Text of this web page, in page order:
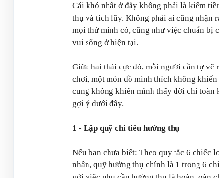
Cái khó nhất ở đây không phải là kiếm
thụ và tích lũy. Không phải ai cũng nhận
mọi thứ mình có, cũng như việc chuẩn bị
vui sống ở hiện tại.
Giữa hai thái cực đó, mỗi người cần tự vẽ
chơi, một món đồ mình thích không
cũng không khiến mình thấy đời chỉ toàn
gợi ý dưới đây.
1 - Lập quỹ chi tiêu hưởng thụ
Nếu bạn chưa biết: Theo quy tắc 6
nhân, quỹ hưởng thụ chính là 1 trong 6